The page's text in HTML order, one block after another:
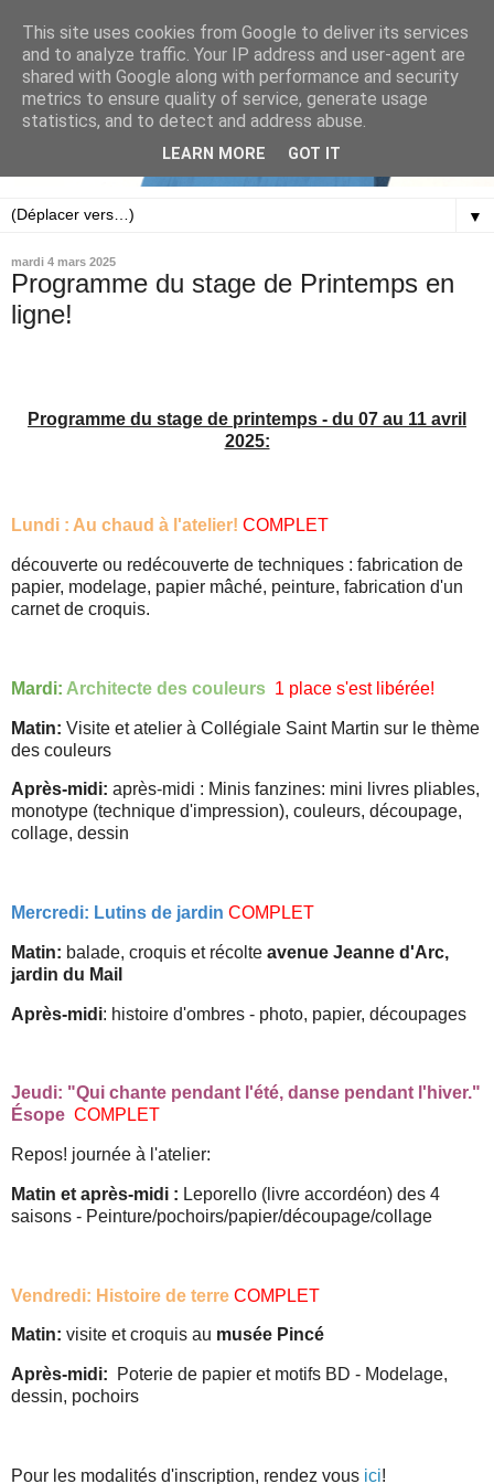
▼
mardi 4 mars 2025
Programme du stage de Printemps en
ligne!
Programme du stage de printemps - du 07 au 11 avril
2025:
Lundi : Au chaud à l'atelier! COMPLET
découverte ou redécouverte de techniques : fabrication de
papier, modelage, papier mâché, peinture, fabrication d'un
carnet de croquis.
Mardi: Architecte des couleurs 1 place s'est libérée!
Matin: Visite et atelier à Collégiale Saint Martin sur le thème
des couleurs
Après-midi: après-midi : Minis fanzines: mini livres pliables,
monotype (technique d'impression), couleurs, découpage,
collage, dessin
Mercredi: Lutins de jardin COMPLET
Matin: balade, croquis et récolte avenue Jeanne d'Arc,
jardin du Mail
Après-midi: histoire d'ombres - photo, papier, découpages
Jeudi: "Qui chante pendant l'été, danse pendant l'hiver."
Ésope COMPLET
Repos! journée à l'atelier:
Matin et après-midi : Leporello (livre accordéon) des 4
saisons - Peinture/pochoirs/papier/découpage/collage
Vendredi: Histoire de terre COMPLET
Matin: visite et croquis au musée Pincé
Après-midi:
Poterie de papier et motifs BD - Modelage,
dessin, pochoirs
Pour les modalités d'inscription, rendez vous ici!
This site uses cookies from Google to deliver its services
and to analyze traffic. Your IP address and user-agent are
shared with Google along with performance and security
metrics to ensure quality of service, generate usage
statistics, and to detect and address abuse.
LEARN MORE GOT IT